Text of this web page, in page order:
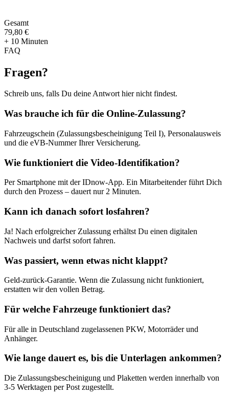
Gesamt
79,80 €
+ 10 Minuten
FAQ
Fragen?
Schreib uns, falls Du deine Antwort hier nicht findest.
Was brauche ich für die Online-Zulassung?
Fahrzeugschein (Zulassungsbescheinigung Teil I), Personalausweis
und die eVB-Nummer Ihrer Versicherung.
Wie funktioniert die Video-Identifikation?
Per Smartphone mit der IDnow-App. Ein Mitarbeitender führt Dich
durch den Prozess – dauert nur 2 Minuten.
Kann ich danach sofort losfahren?
Ja! Nach erfolgreicher Zulassung erhältst Du einen digitalen
Nachweis und darfst sofort fahren.
Was passiert, wenn etwas nicht klappt?
Geld-zurück-Garantie. Wenn die Zulassung nicht funktioniert,
erstatten wir den vollen Betrag.
Für welche Fahrzeuge funktioniert das?
Für alle in Deutschland zugelassenen PKW, Motorräder und
Anhänger.
Wie lange dauert es, bis die Unterlagen ankommen?
Die Zulassungsbescheinigung und Plaketten werden innerhalb von
3-5 Werktagen per Post zugestellt.